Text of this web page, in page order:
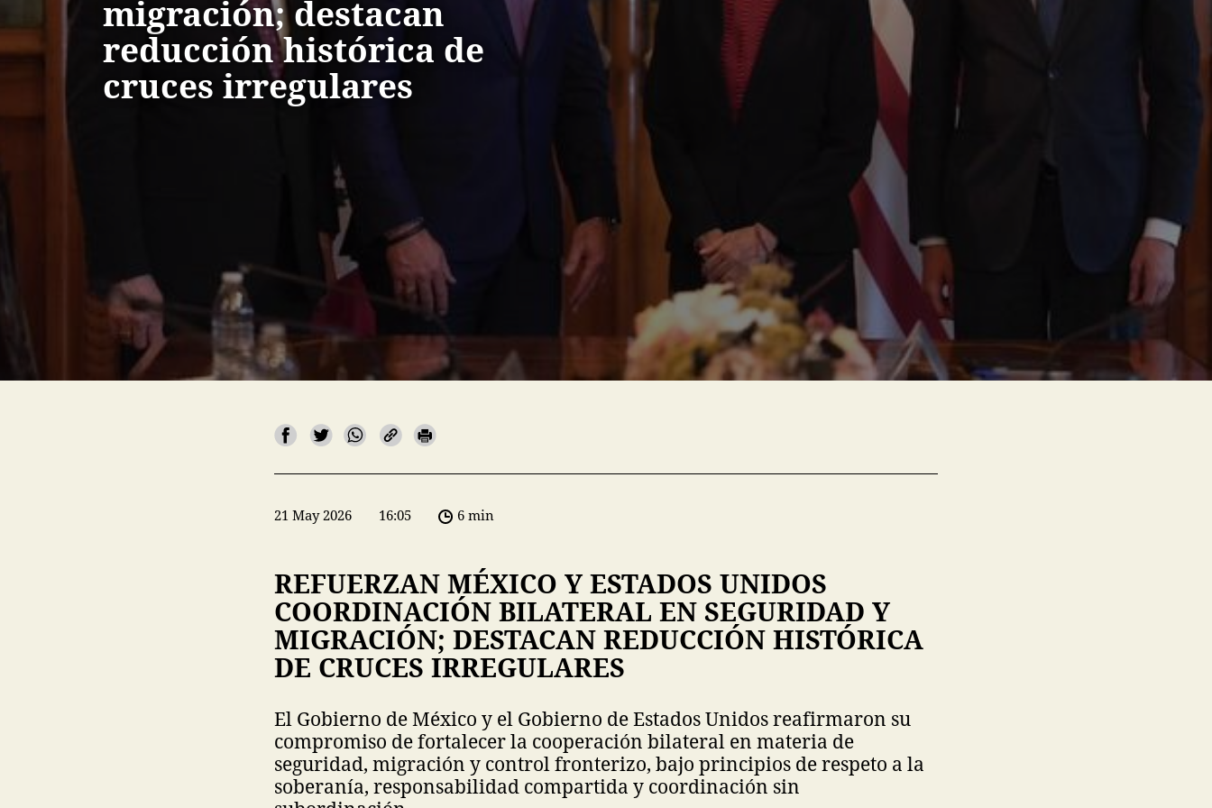
migración; destacan
reducción histórica de
cruces irregulares
21 May 2026 16:05 6 min
REFUERZAN MÉXICO Y ESTADOS UNIDOS
COORDINACIÓN BILATERAL EN SEGURIDAD Y
MIGRACIÓN; DESTACAN REDUCCIÓN HISTÓRICA
DE CRUCES IRREGULARES
El Gobierno de México y el Gobierno de Estados Unidos reafirmaron su
compromiso de fortalecer la cooperación bilateral en materia de
seguridad, migración y control fronterizo, bajo principios de respeto a la
soberanía, responsabilidad compartida y coordinación sin